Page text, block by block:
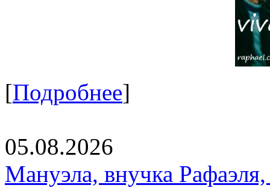
[Подробнее]
05.08.2026
Мануэла, внучка